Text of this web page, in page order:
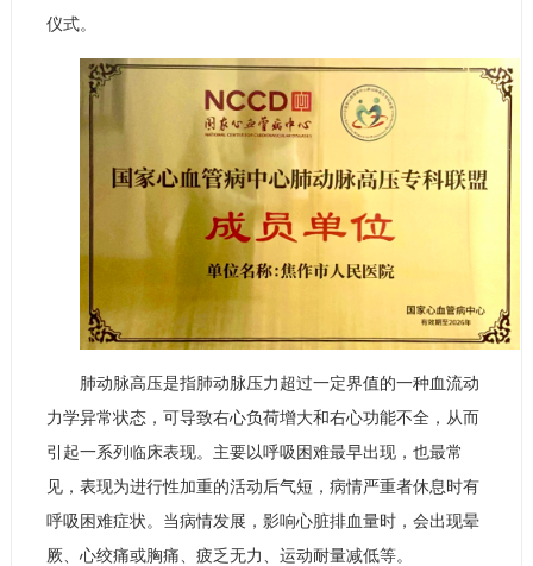
仪式。
肺动脉高压是指肺动脉压力超过一定界值的一种血流动
力学异常状态，可导致右心负荷增大和右心功能不全，从而
引起一系列临床表现。主要以呼吸困难最早出现，也最常
见，表现为进行性加重的活动后气短，病情严重者休息时有
呼吸困难症状。当病情发展，影响心脏排血量时，会出现晕
厥、心绞痛或胸痛、疲乏无力、运动耐量减低等。